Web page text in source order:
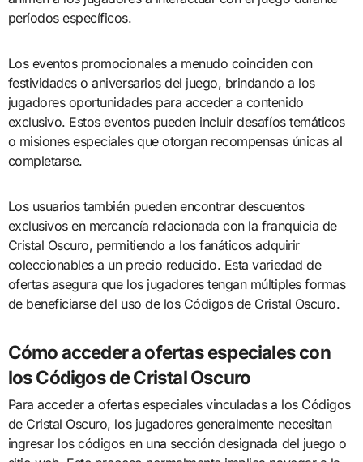
períodos específicos.
Los eventos promocionales a menudo coinciden con
festividades o aniversarios del juego, brindando a los
jugadores oportunidades para acceder a contenido
exclusivo. Estos eventos pueden incluir desafíos temáticos
o misiones especiales que otorgan recompensas únicas al
completarse.
Los usuarios también pueden encontrar descuentos
exclusivos en mercancía relacionada con la franquicia de
Cristal Oscuro, permitiendo a los fanáticos adquirir
coleccionables a un precio reducido. Esta variedad de
ofertas asegura que los jugadores tengan múltiples formas
de beneficiarse del uso de los Códigos de Cristal Oscuro.
Cómo acceder a ofertas especiales con
los Códigos de Cristal Oscuro
Para acceder a ofertas especiales vinculadas a los Códigos
de Cristal Oscuro, los jugadores generalmente necesitan
ingresar los códigos en una sección designada del juego o